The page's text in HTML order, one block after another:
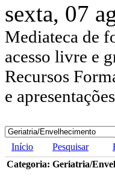
sexta, 07
Mediateca de
acesso livre e
Recursos
e
Início Pesquisar
Categoria: Geriatria/